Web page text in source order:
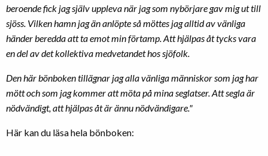
beroende fick jag själv uppleva när jag som nybörjare gav mig ut till
sjöss. Vilken hamn jag än anlöpte så möttes jag alltid av vänliga
händer beredda att ta emot min förtamp. Att hjälpas åt tycks vara
en del av det kollektiva medvetandet hos sjöfolk.
Den här bönboken tillägnar jag alla vänliga människor som jag har
mött och som jag kommer att möta på mina seglatser. Att segla är
nödvändigt, att hjälpas åt är ännu nödvändigare."
Här kan du läsa hela bönboken: